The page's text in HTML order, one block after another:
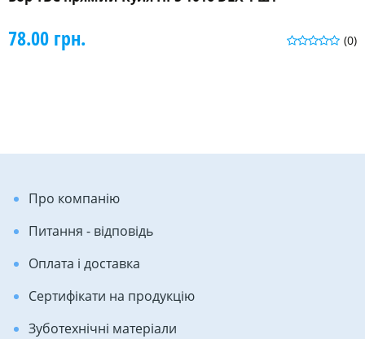
(0)
78.00 грн.
Про компанію
Питання - відповідь
Оплата і доставка
Сертифікати на продукцію
Зуботехнічні матеріали